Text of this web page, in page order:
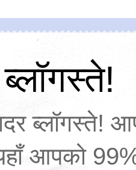
ब्लॉगस्ते!
आपको